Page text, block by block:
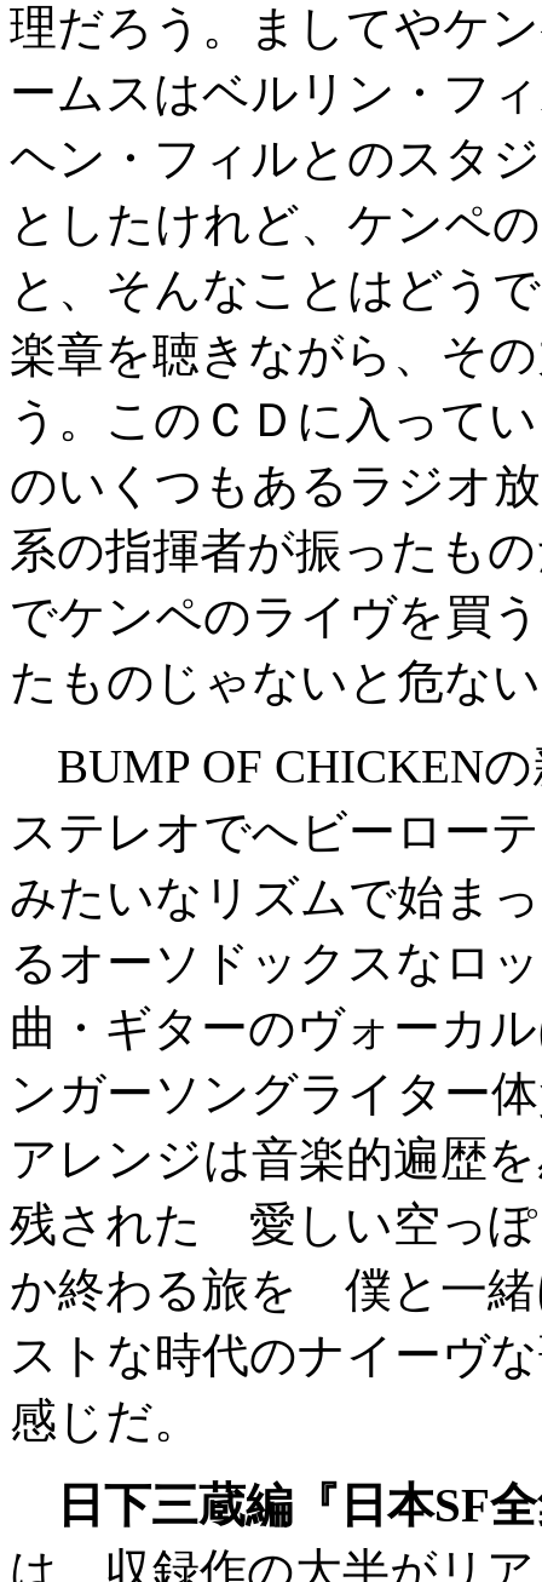
理だろう。ましてやケ
ームスはベルリン・フ
ヘン・フィルとのスタ
としたけれど、ケンペ
と、そんなことはどう
楽章を聴きながら、そ
う。このＣＤに入って
のいくつもあるラジオ
系の指揮者が振ったも
でケンペのライヴを買
たものじゃないと危な
BUMP OF CHICKEN
ステレオでへビーロー
みたいなリズムで始ま
るオーソドックスなロ
曲・ギターのヴォーカ
ンガーソングライター
アレンジは音楽的遍歴
残された 愛しい空っぽ
か終わる旅を 僕と一緒
ストな時代のナイーヴ
感じだ。
日下三蔵編『日本SF
は、収録作の大半がリ